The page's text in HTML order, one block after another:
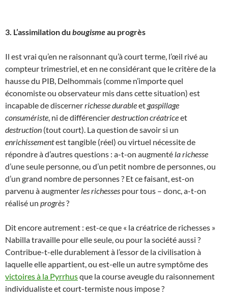
3. L’assimilation du bougismeau progrès
Il est vrai qu’en ne raisonnant qu’à court terme, l’œil rivé au
compteur trimestriel, et en ne considérant que le critère de la
hausse du PIB, Delhommais (comme n’importe quel
économiste ou observateur mis dans cette situation) est
incapable de discernerrichesse durableet gaspillage
consumériste , ni de différencierdestruction créatriceet
destruction (tout court). La question de savoir si un
enrichissementest tangible (réel) ou virtuel nécessite de
répondre à d’autres questions : a-t-on augmenté la richesse
d’une seule personne, ou d’un petit nombre de personnes, ou
d’un grand nombre de personnes ? Et ce faisant, est-on
parvenu à augmenter les richesses pour tous – donc, a-t-on
réalisé un progrès?
Dit encore autrement : est-ce que « la créatrice de richesses »
Nabilla travaille pour elle seule, ou pour la société aussi ?
Contribue-t-elle durablement à l’essor de la civilisation à
laquelle elle appartient, ou est-elle un autre symptôme des
victoires à la Pyrrhusque la course aveugle du raisonnement
individualiste et court-termiste nous impose ?